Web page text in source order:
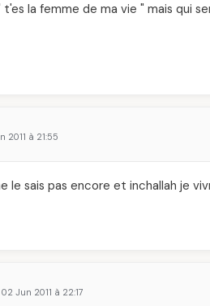
la femme de ma vie " mais qui
2011 à 21:55
le sais pas encore et inchallah je
02 Jun 2011 à 22:17